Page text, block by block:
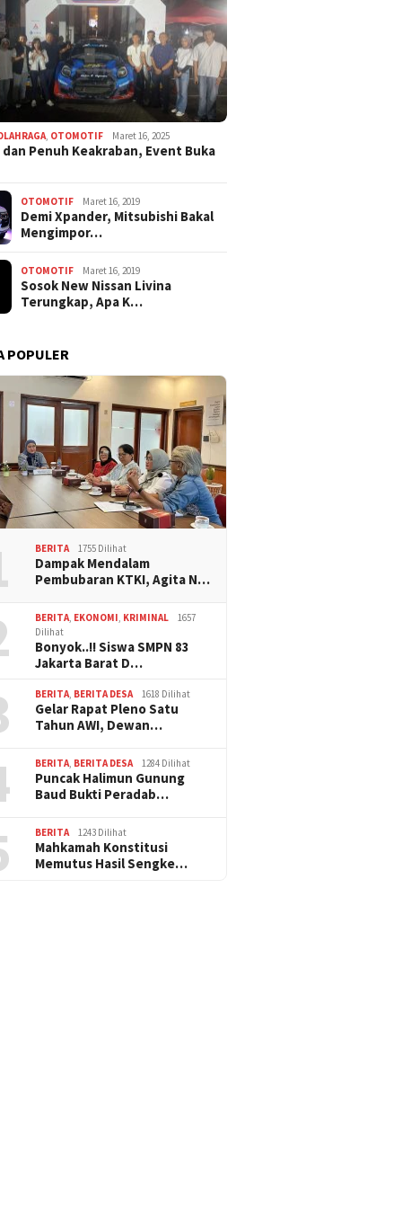
, OTOMOTIF Maret 16, 2025
Penuh Keakraban, Event Buka
OTOMOTIF Maret 16, 2019
Demi Xpander, Mitsubishi Bakal
Mengimpor…
OTOMOTIF Maret 16, 2019
Sosok New Nissan Livina
Terungkap, Apa K…
POPULER
BERITA 1755 Dilihat
Dampak Mendalam
Pembubaran KTKI, Agita N…
BERITA, EKONOMI, KRIMINAL
1657
Dilihat
Bonyok..!! Siswa SMPN 83
Jakarta Barat D…
BERITA, BERITA DESA 1618 Dilihat
Gelar Rapat Pleno Satu
Tahun AWI, Dewan…
BERITA, BERITA DESA 1284 Dilihat
Puncak Halimun Gunung
Baud Bukti Peradab…
BERITA 1243 Dilihat
Mahkamah Konstitusi
Memutus Hasil Sengke…